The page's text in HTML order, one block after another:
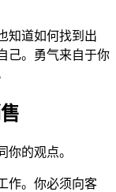
知道如何找到出
己。勇气来自于你
的观点。
作。你必须向客